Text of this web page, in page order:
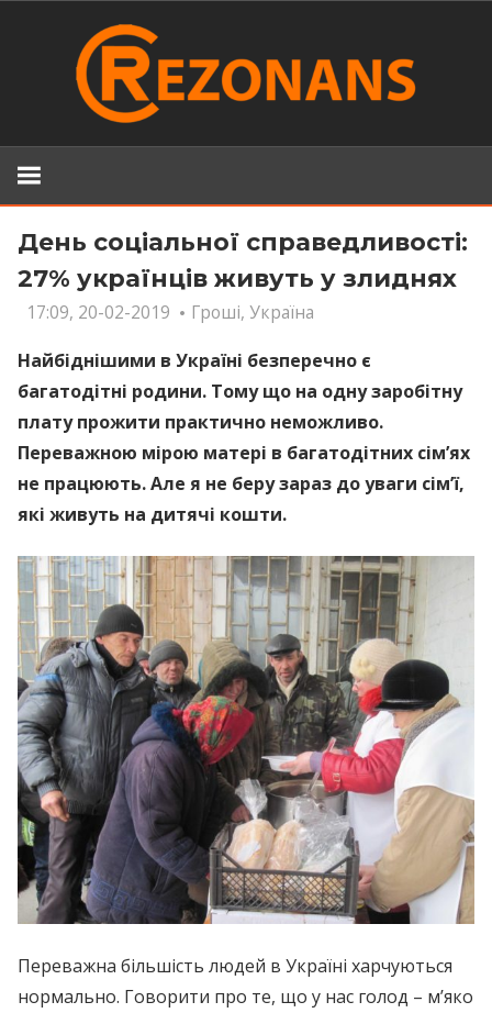
День соціальної справедливості:
27% українців живуть у злиднях
17:09, 20-02-2019 Гроші,Україна
Найбіднішими в Україні безперечно є
багатодітні родини. Тому що на одну заробітну
плату прожити практично неможливо.
Переважною мірою матері в багатодітних сім’ях
не працюють. Але я не беру зараз до уваги сім’ї,
які живуть на дитячі кошти.
Переважна більшість людей в Україні харчуються
нормально. Говорити про те, що у нас голод – м’яко